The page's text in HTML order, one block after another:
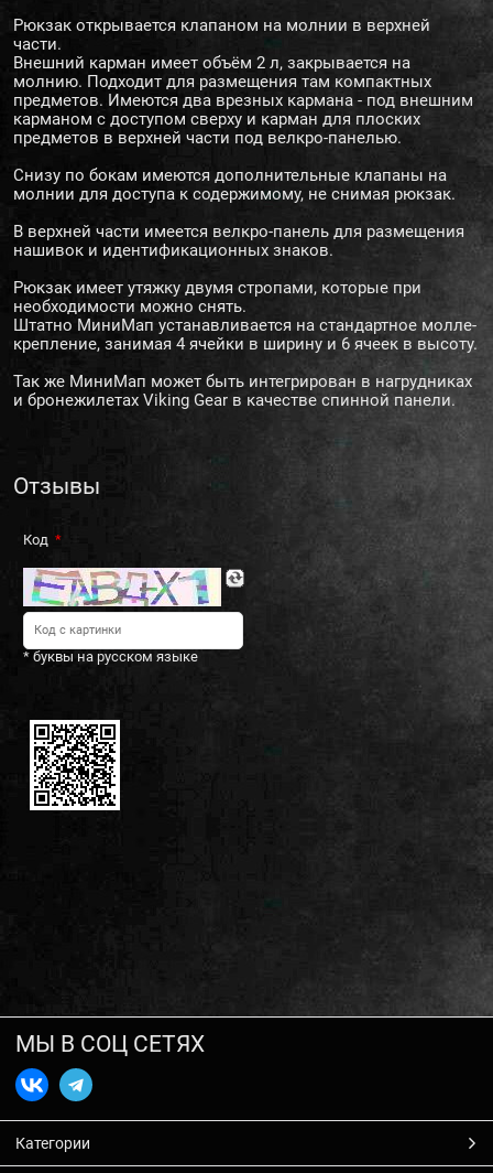
Рюкзак открывается клапаном на молнии в верхней
части.
Внешний карман имеет объём 2 л, закрывается на
молнию. Подходит для размещения там компактных
предметов. Имеются два врезных кармана - под внешним
карманом с доступом сверху и карман для плоских
предметов в верхней части под велкро-панелью.
Снизу по бокам имеются дополнительные клапаны на
молнии для доступа к содержимому, не снимая рюкзак.
В верхней части имеется велкро-панель для размещения
нашивок и идентификационных знаков.
Рюкзак имеет утяжку двумя стропами, которые при
необходимости можно снять.
Штатно МиниМап устанавливается на стандартное молле-
крепление, занимая 4 ячейки в ширину и 6 ячеек в высоту.
Так же МиниМап может быть интегрирован в нагрудниках
и бронежилетах Viking Gear в качестве спинной панели.
Отзывы
Код
* буквы на русском языке
МЫ В СОЦ СЕТЯХ
Категории